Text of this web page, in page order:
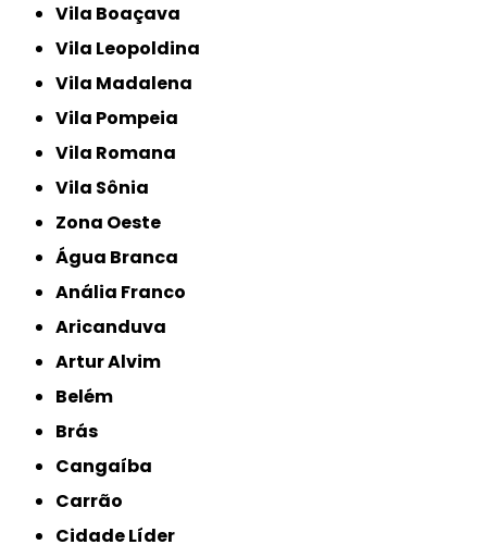
Vila Boaçava
Vila Leopoldina
Vila Madalena
Vila Pompeia
Vila Romana
Vila Sônia
Zona Oeste
Água Branca
Anália Franco
Aricanduva
Artur Alvim
Belém
Brás
Cangaíba
Carrão
Cidade Líder